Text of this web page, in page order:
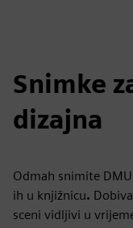
Snimke
dizajna
Odmah snimite
ih u knjižnicu.
sceni vidljivi u